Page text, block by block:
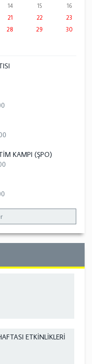
14 15
16
21 22
23
28 29
30
KAMPI (ŞPO)
ETKİNLİKLERİ